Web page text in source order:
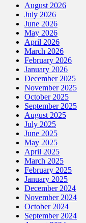
August 2026
July 2026
June 2026
May 2026
April 2026
March 2026
February 2026
January 2026
December 2025
November 2025
October 2025
September 2025
August 2025
July 2025
June 2025
May 2025
April 2025
March 2025
February 2025
January 2025
December 2024
November 2024
October 2024
September 2024